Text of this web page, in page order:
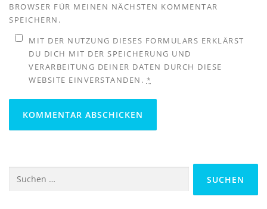
BROWSER FÜR MEINEN NÄCHSTEN KOMMENTAR
SPEICHERN.
MIT DER NUTZUNG DIESES FORMULARS ERKLÄRST
DU DICH MIT DER SPEICHERUNG UND
VERARBEITUNG DEINER DATEN DURCH DIESE
WEBSITE EINVERSTANDEN. *
Suchen